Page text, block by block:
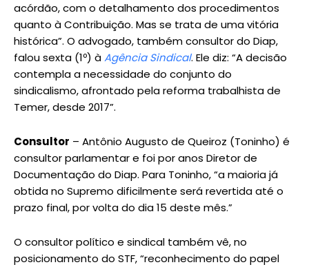
acórdão, com o detalhamento dos procedimentos
quanto à Contribuição. Mas se trata de uma vitória
histórica”. O advogado, também consultor do Diap,
falou sexta (1º) àAgência Sindical. Ele diz: “A decisão
contempla a necessidade do conjunto do
sindicalismo, afrontado pela reforma trabalhista de
Temer, desde 2017”.
Consultor – Antônio Augusto de Queiroz (Toninho) é
consultor parlamentar e foi por anos Diretor de
Documentação do Diap. Para Toninho, “a maioria já
obtida no Supremo dificilmente será revertida até o
prazo final, por volta do dia 15 deste mês.”
O consultor político e sindical também vê, no
posicionamento do STF, “reconhecimento do papel